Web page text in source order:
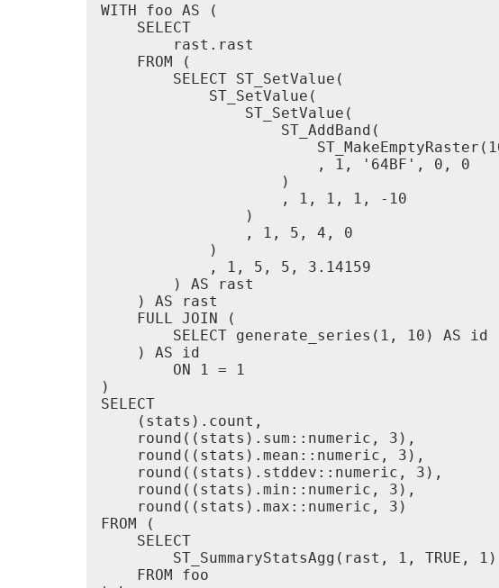
WITH foo AS (
    SELECT
        rast.rast
    FROM (
        SELECT ST_SetValue(
            ST_SetValue(
                ST_SetValue(
                    ST_AddBand(
                        , 1, '64BF', 0, 0
                    )
                    , 1, 1, 1, -10
                )
                , 1, 5, 4, 0
            )
            , 1, 5, 5, 3.14159
        ) AS rast
    ) AS rast
    FULL JOIN (
        SELECT generate_series(1, 10) AS id
    ) AS id
        ON 1 = 1
)
SELECT
    (stats).count,
    round((stats).sum::numeric, 3),
    round((stats).mean::numeric, 3),
    round((stats).stddev::numeric, 3),
    round((stats).min::numeric, 3),
    round((stats).max::numeric, 3)
FROM (
    SELECT
ST_SummaryStatsAgg(rast, 1, TRUE,
    FROM foo